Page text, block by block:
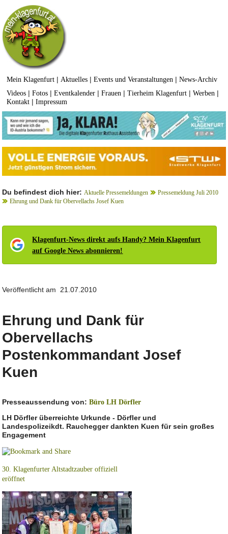
Mein Klagenfurt | Aktuelles |Events und Veranstaltungen |News-Archiv
Videos |Fotos |Eventkalender |Frauen |Tierheim Klagenfurt |Werben |
Kontakt |Impressum
Du befindest dich hier: Aktuelle Pressemeldungen
Pressemeldung Juli 2010
Ehrung und Dank für Obervellachs Josef Kuen
Klagenfurt-News direkt aufs Handy? Mein Klagenfurt
auf Google News abonnieren!
Veröffentlicht am 21.07.2010
Ehrung und Dank für
Obervellachs
Postenkommandant Josef
Kuen
Presseaussendung von:Büro LH Dörfler
LH Dörfler überreichte Urkunde - Dörfler und
Landespolizeikdt. Rauchegger dankten Kuen für sein großes
Engagement
30. Klagenfurter Altstadtzauber offiziell
eröffnet